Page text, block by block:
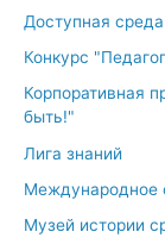
Доступная среда
Конкурс
Корпоративная
быть!"
Лига знаний
Международное
Музей истории